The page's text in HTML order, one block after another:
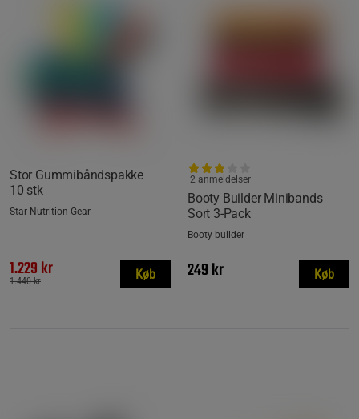
Stor Gummibåndspakke
10 stk
Star Nutrition Gear
1.229 kr
1.440 kr Køb
Booty Builder Minibands
Sort 3-Pack
2 anmeldelser
Booty builder
249 kr Køb